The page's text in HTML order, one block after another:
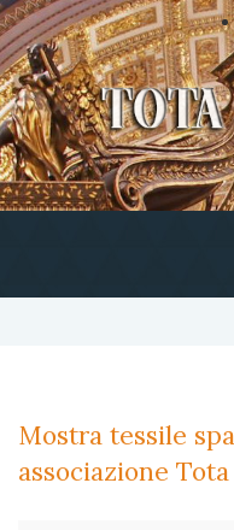
Mostra tessile
associazione